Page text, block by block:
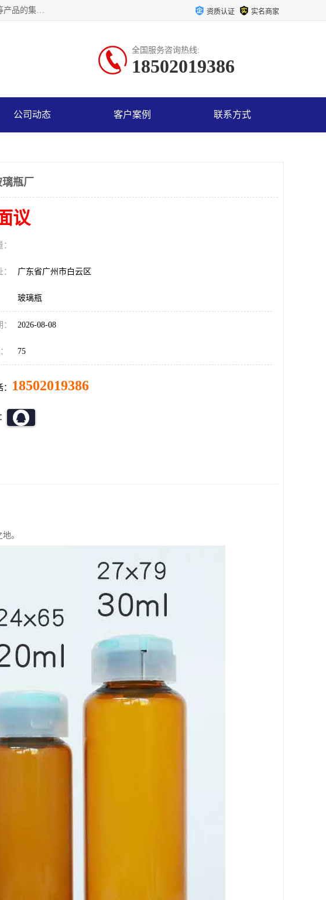
【1分钟前更新】广州乐鑫玻璃制品有限公司是一家专业从事化妆品瓶子、化妆品玻璃瓶子、膏霜瓶、化妆品玻璃瓶等产品的集开发研制、生产、销售于一体的实业型玻璃制品生产企业。产品从设计、开模、试样、生产、蒙砂、抛光、喷涂、高低温单色及多色印刷，烫金（银）到交货实现一条龙服务。 资质认证 实名商家
全国服务咨询热线:
18502019386
公司动态 客户案例 联系方式
瓶厂
议
广东省广州市白云区
玻璃瓶
2026-08-08
75
18502019386
。